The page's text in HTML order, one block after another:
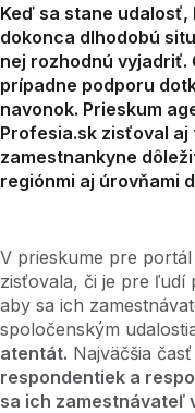
Keď sa stane
dokonca dlhodobú
nej rozhodnú vyjadriť.
prípadne podporu
navonok. Prieskum
Profesia.sk zisťoval
zamestnankyne
regiónmi aj úrovňami
V prieskume pre
zisťovala, či je pre ľudí
aby sa ich
spoločenským
atentát. Najväčšia
respondentiek a
sa ich zamestnávateľ